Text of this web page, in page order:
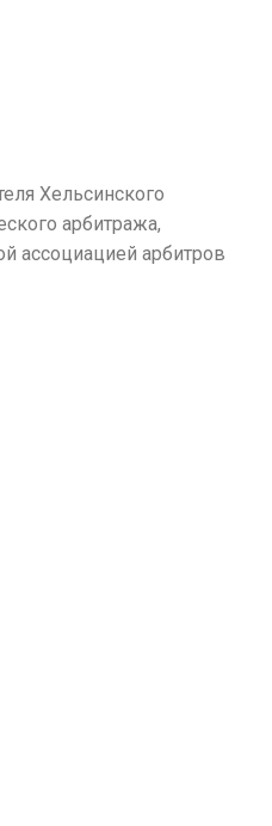
Хельсинского
арбитража,
ассоциацией арбитров